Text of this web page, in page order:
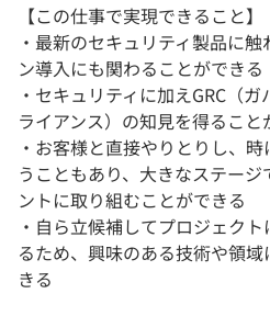
【この仕事で実現できること】
・最新のセキュリティ製品に
ン導入にも関わることができる
・セキュリティに加えGRC（
ライアンス）の知見を得ること
・お客様と直接やりとりし、
うこともあり、大きなステー
ントに取り組むことができる
・自ら立候補してプロジェク
るため、興味のある技術や領
きる